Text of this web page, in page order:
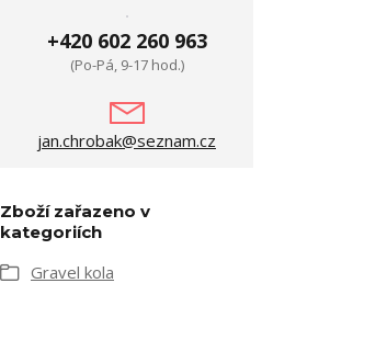
+420 602 260 963
(Po-Pá, 9-17 hod.)
jan.chrobak@seznam.cz
Zboží zařazeno v
kategoriích
Gravel kola